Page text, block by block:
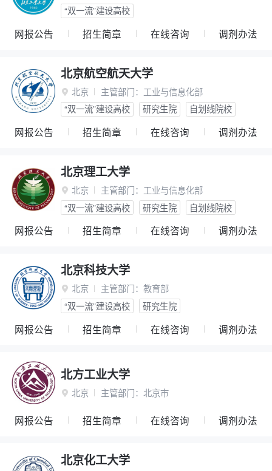
“双一流”建设高校
网报公告 招生简章 在线咨询 调剂办法
北京航空航天大学
 北京 主管部门： 工业与信息化部
“双一流”建设高校
研究生院 自划线院校
网报公告 招生简章 在线咨询 调剂办法
北京理工大学
 北京 主管部门： 工业与信息化部
“双一流”建设高校
研究生院 自划线院校
网报公告 招生简章 在线咨询 调剂办法
北京科技大学
 北京 主管部门： 教育部
“双一流”建设高校
研究生院
网报公告 招生简章 在线咨询 调剂办法
北方工业大学
 北京 主管部门： 北京市
网报公告 招生简章 在线咨询 调剂办法
北京化工大学